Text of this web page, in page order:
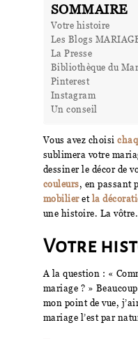
SOMMAIRE
Votre histoire
Les Blogs
La Presse
Bibliothèque du
Pinterest
Instagram
Un conseil
Vous avez choisi
sublimera votre
dessiner le décor de
couleurs, en passant
mobilier etla
une histoire. La
Votre
A la question : «
mariage ? »
mon point de vue,
mariage l’est par